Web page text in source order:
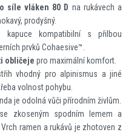
síle vláken 80 D na rukávech a
prodyšný.
kapuce kompatibilní s přilbou
prvků Cohaesive™.
obličeje pro maximální komfort.
vhodný pro alpinismus a jiné
volnost pohybu.
je odolná vůči přírodním živlům.
zkoseným spodním lemem a
ramen a rukávů je zhotoven z